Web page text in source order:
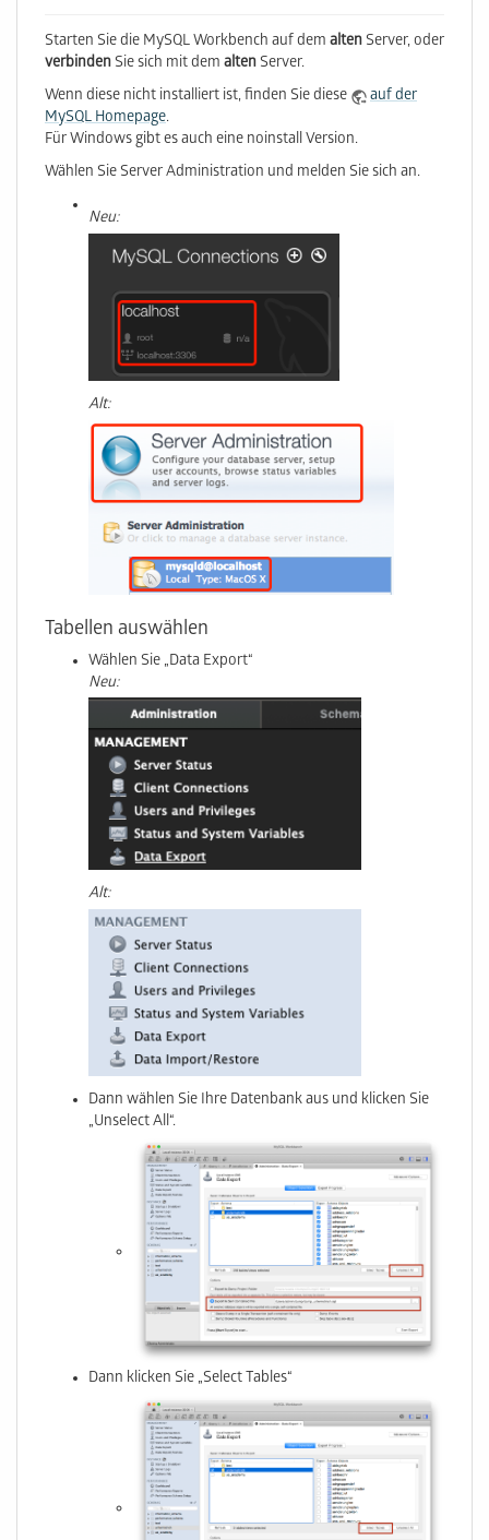
Starten Sie die MySQL Workbench auf dem altenServer, oder
verbindenSie sich mit dem altenServer.
Wenn diese nicht installiert ist, finden Sie diese
auf der
MySQL Homepage.
Für Windows gibt es auch eine noinstall Version.
Wählen Sie Server Administration und melden Sie sich an.
Neu:
Alt:
Tabellen auswählen
Wählen Sie „Data Export“
Neu:
Alt:
Dann wählen Sie Ihre Datenbank aus und klicken Sie
„Unselect All“.
Dann klicken Sie „Select Tables“